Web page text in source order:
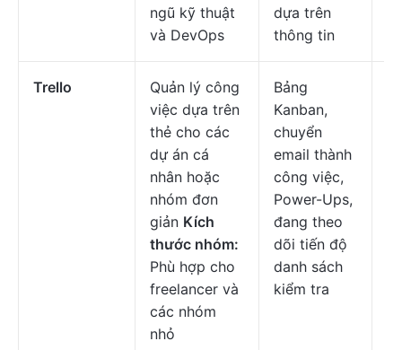
ngũ kỹ thuật
và DevOps
dựa trên
thông tin
Trello
Quản lý công
việc dựa trên
thẻ cho các
dự án cá
nhân hoặc
nhóm đơn
giản Kích
thước nhóm:
Phù hợp cho
freelancer và
các nhóm
nhỏ
Bảng
Kanban,
chuyển
email thành
công việc,
Power-Ups,
đang theo
dõi tiến độ
danh sách
kiểm tra